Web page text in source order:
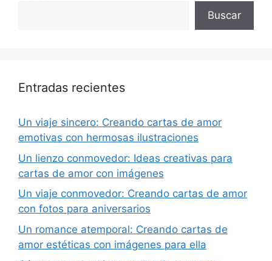
Buscar
Entradas recientes
Un viaje sincero: Creando cartas de amor
emotivas con hermosas ilustraciones
Un lienzo conmovedor: Ideas creativas para
cartas de amor con imágenes
Un viaje conmovedor: Creando cartas de amor
con fotos para aniversarios
Un romance atemporal: Creando cartas de
amor estéticas con imágenes para ella